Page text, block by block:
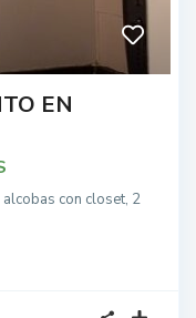
EN
con closet, 2